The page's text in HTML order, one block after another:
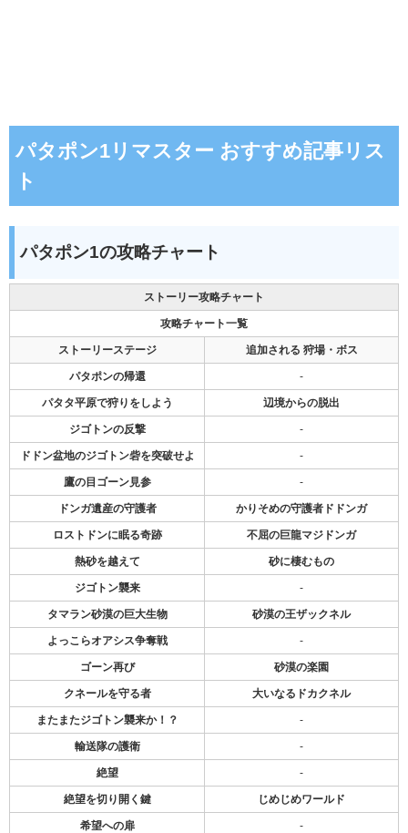
パタポン1リマスター おすすめ記事リス
ト
パタポン1の攻略チャート
ストーリー攻略チャート
攻略チャート一覧
ストーリーステージ 追加される 狩場・ボス
パタポンの帰還 -
パタタ平原で狩りをしよう 辺境からの脱出
ジゴトンの反撃 -
ドドン盆地のジゴトン砦を突破せよ -
鷹の目ゴーン見参 -
ドンガ遺産の守護者 かりそめの守護者ドドンガ
ロストドンに眠る奇跡 不屈の巨龍マジドンガ
熱砂を越えて 砂に棲むもの
ジゴトン襲来 -
タマラン砂漠の巨大生物 砂漠の王ザックネル
よっこらオアシス争奪戦 -
ゴーン再び 砂漠の楽園
クネールを守る者 大いなるドカクネル
またまたジゴトン襲来か！？ -
輸送隊の護衛 -
絶望 -
絶望を切り開く鍵 じめじめワールド
希望への扉 -